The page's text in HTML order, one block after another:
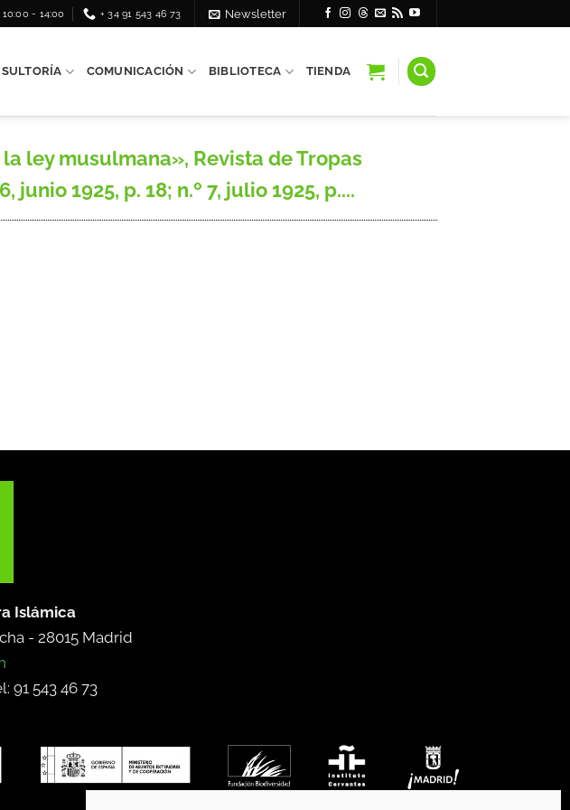
10:00 - 14:00 + 34 91 543 46 73 Newsletter
COMUNICACIÓN BIBLIOTECA TIENDA
ley musulmana», Revista de Tropas
junio 1925, p. 18; n.º 7, julio 1925, p....
Islámica
- 28015 Madrid
91 543 46 73